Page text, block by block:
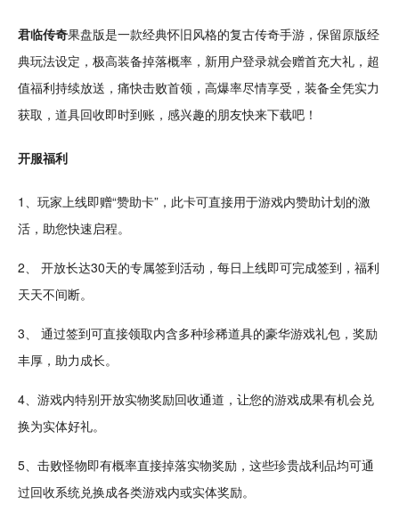
君临传奇果盘版是一款经典怀旧风格的复古传奇手游 ，保留原版经
典玩法设定，极高装备掉落概率，新用户登录就会赠首充大礼，超
值福利持续放送，痛快击败首领，高爆率尽情享受，装备全凭实力
获取，道具回收即时到账，感兴趣的朋友快来下载吧！
开服福利
1、玩家 上线即赠“赞助卡”，此卡可直接用于游戏内赞助计划的激
活，助您快速启程。
2、 开放长达30天的专属签到活动，每日上线即可完成签到，福利
天天不间断。
3、 通过签到可直接领取内含多种珍稀道具的豪华游戏礼包， 奖励
丰厚，助力成长。
4、游戏内特别开放实物奖励回收通道，让您的游戏成果有机会兑
换为实体好礼。
5、击败怪物即有概率直接掉落实物奖励，这些珍贵战利品均可通
过回收系统兑换成各类游戏内或实体奖励。